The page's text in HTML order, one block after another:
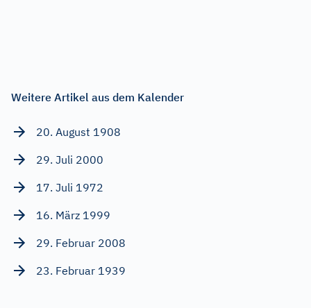
Weitere Artikel aus dem Kalender
20. August 1908
29. Juli 2000
17. Juli 1972
16. März 1999
29. Februar 2008
23. Februar 1939